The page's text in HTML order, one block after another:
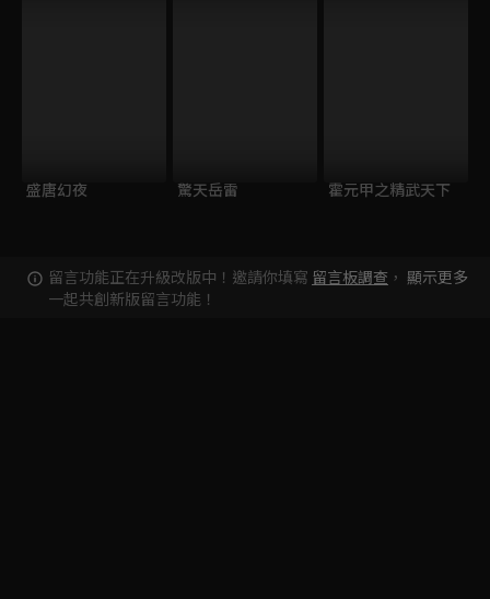
盛唐幻夜 驚天岳雷 霍元甲之精武天下
留言功能正在升級改版中！邀請你填寫 留言板調查 ，
一起共創新版留言功能！
顯示更多